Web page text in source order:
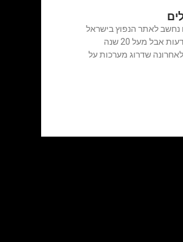
לאתר הנפוץ בישראל
לפרסום מודעות אבל מעל 20 שנה
שדרוג מערכות על